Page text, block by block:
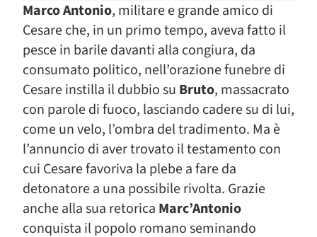
Marco Antonio, militare e grande amico di
Cesare che, in un primo tempo, aveva fatto il
pesce in barile davanti alla congiura, da
consumato politico, nell’orazione funebre di
Cesare instilla il dubbio su Bruto, massacrato
con parole di fuoco, lasciando cadere su di lui,
come un velo, l’ombra del tradimento. Ma è
l’annuncio di aver trovato il testamento con
cui Cesare favoriva la plebe a fare da
detonatore a una possibile rivolta. Grazie
anche alla sua retorica Marc’Antonio
conquista il popolo romano seminando